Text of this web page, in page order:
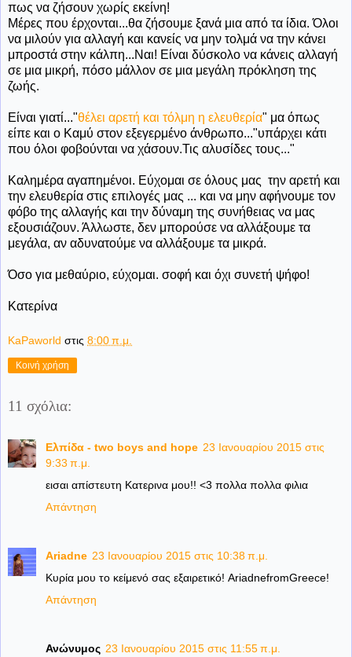
πως να ζήσουν χωρίς εκείνη!
Μέρες που έρχονται...θα ζήσουμε ξανά μια από τα ίδια. Όλοι
να μιλούν για αλλαγή και κανείς να μην τολμά να την κάνει
μπροστά στην κάλπη...Ναι! Είναι δύσκολο να κάνεις αλλαγή
σε μια μικρή, πόσο μάλλον σε μια μεγάλη πρόκληση της
ζωής.
Είναι γιατί..."θέλει αρετή και τόλμη η ελευθερία" μα όπως
είπε και ο Καμύ στον εξεγερμένο άνθρωπο..."υπάρχει κάτι
που όλοι φοβούνται να χάσουν.Τις αλυσίδες τους..."
Καλημέρα αγαπημένοι. Εύχομαι σε όλους μας την αρετή και
την ελευθερία στις επιλογές μας ... και να μην αφήνουμε τον
φόβο της αλλαγής και την δύναμη της συνήθειας να μας
εξουσιάζουν. Άλλωστε, δεν μπορούσε να αλλάξουμε τα
μεγάλα, αν αδυνατούμε να αλλάξουμε τα μικρά.
Όσο για μεθαύριο, εύχομαι. σοφή και όχι συνετή ψήφο!
Κατερίνα
KaPaworld στις 8:00 π.μ.
Κοινή χρήση
11 σχόλια:
Ελπίδα - two boys and hope 23 Ιανουαρίου 2015 στις
9:33 π.μ.
εισαι απίστευτη Κατερινα μου!! <3 πολλα πολλα φιλια
Απάντηση
Ariadne 23 Ιανουαρίου 2015 στις 10:38 π.μ.
Κυρία μου το κείμενό σας εξαιρετικό! AriadnefromGreece!
Απάντηση
Ανώνυμος 23 Ιανουαρίου 2015 στις 11:55 π.μ.